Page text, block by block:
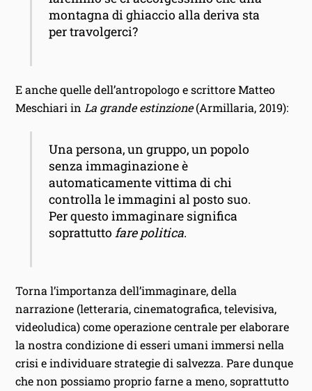
montagna di ghiaccio alla deriva sta
per travolgerci?
E anche quelle dell’antropologo e scrittore Matteo
Meschiari in La grande estinzione(Armillaria, 2019):
Una persona, un gruppo, un popolo
senza immaginazione è
automaticamente vittima di chi
controlla le immagini al posto suo.
Per questo immaginare significa
soprattuttofare politica.
Torna l’importanza dell’immaginare, della
narrazione (letteraria, cinematografica, televisiva,
videoludica) come operazione centrale per elaborare
la nostra condizione di esseri umani immersi nella
crisi e individuare strategie di salvezza. Pare dunque
che non possiamo proprio farne a meno, soprattutto